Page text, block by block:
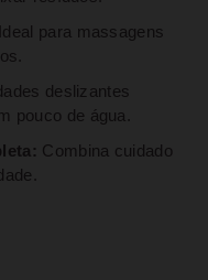
Ideal para massagens
deslizantes
pouco de água.
Combina cuidado